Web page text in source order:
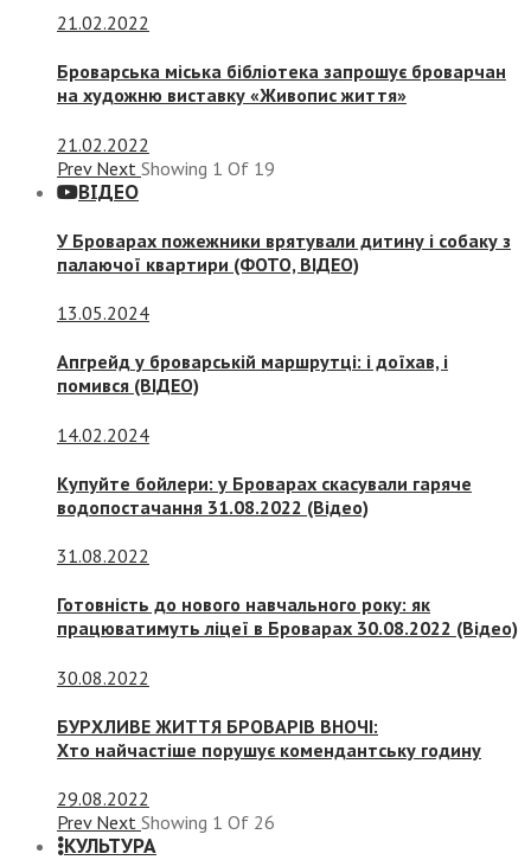
21.02.2022
Броварська міська бібліотека запрошує броварчан
на художню виставку «Живопис життя»
21.02.2022
Prev Next Showing 1 Of 19
ВІДЕО
У Броварах пожежники врятували дитину і собаку з
палаючої квартири (ФОТО, ВІДЕО)
13.05.2024
Апгрейд у броварській маршрутці: і доїхав, і
помився (ВІДЕО)
14.02.2024
Купуйте бойлери: у Броварах скасували гаряче
водопостачання 31.08.2022 (Відео)
31.08.2022
Готовність до нового навчального року: як
працюватимуть ліцеї в Броварах 30.08.2022 (Відео)
30.08.2022
БУРХЛИВЕ ЖИТТЯ БРОВАРІВ ВНОЧІ:
Хто найчастіше порушує комендантську годину
29.08.2022
Prev Next Showing 1 Of 26
КУЛЬТУРА